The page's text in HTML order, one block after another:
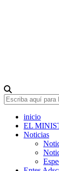
inicio
EL
Noticias